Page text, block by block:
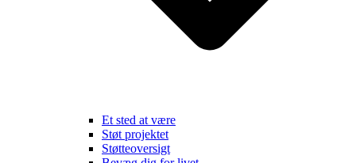
Et sted at være
Støt projektet
Støtteoversigt